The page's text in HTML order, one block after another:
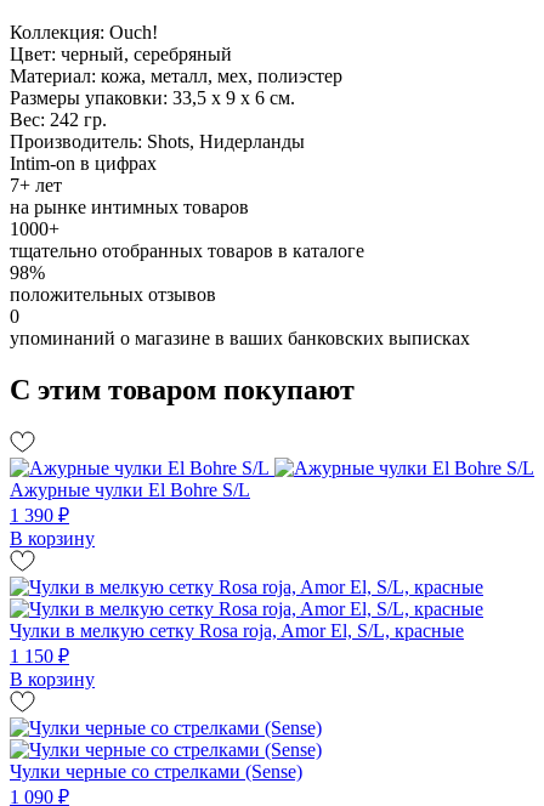
Коллекция: Ouch!
Цвет: черный, серебряный
Материал: кожа, металл, мех, полиэстер
Размеры упаковки: 33,5 x 9 x 6 см.
Вес: 242 гр.
Производитель: Shots, Нидерланды
Intim-on в цифрах
7+ лет
на рынке интимных товаров
1000+
тщательно отобранных товаров в каталоге
98%
положительных отзывов
0
упоминаний о магазине в ваших банковских выписках
С этим товаром покупают
Ажурные чулки El Bohre S/L
1 390 ₽
В корзину
Чулки в мелкую сетку Rosa roja, Amor El, S/L, красные
1 150 ₽
В корзину
Чулки черные со стрелками (Sense)
1 090 ₽